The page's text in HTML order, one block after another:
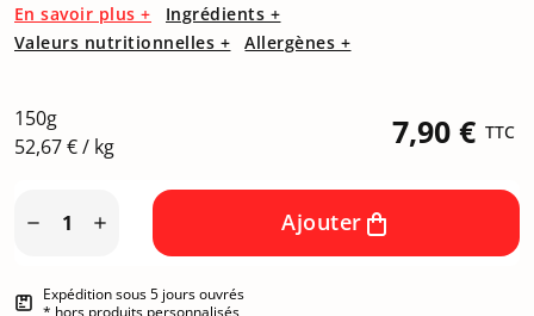
En savoir plus +
Ingrédients +
Valeurs nutritionnelles +
Allergènes +
150g
52,67 € / kg
7,90 € TTC
  Ajouter
Expédition sous 5 jours ouvrés
* hors produits personnalisés